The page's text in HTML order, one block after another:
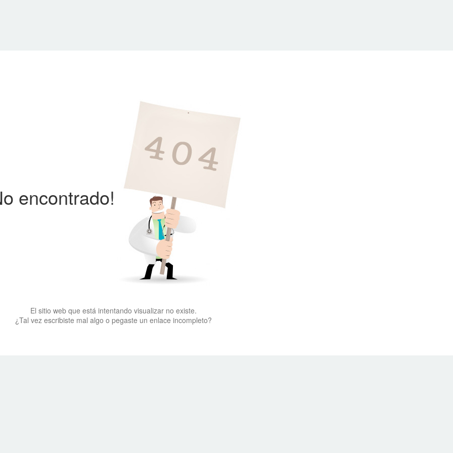
encontrado!
El sitio web que está intentando visualizar no existe.
¿Tal vez escribiste mal algo o pegaste un enlace incompleto?